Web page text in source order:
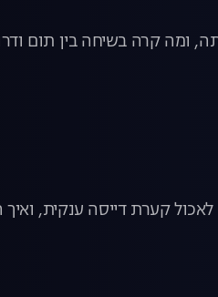
ומה קרה בשיחה בין תום
קערת דייסה ענקית, ואיך